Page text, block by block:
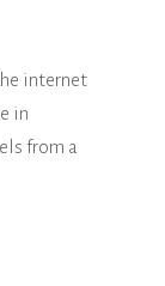
internet
in
from a